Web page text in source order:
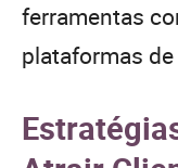
ferramentas
plataformas